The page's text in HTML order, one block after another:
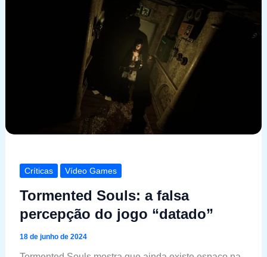
Críticas Vídeo Games
Tormented Souls: a falsa
percepção do jogo “datado”
18 de junho de 2024